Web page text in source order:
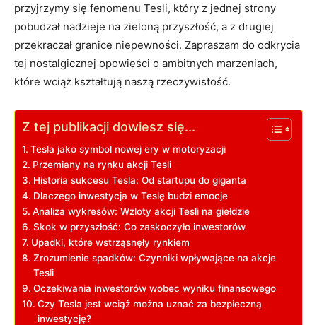
przyjrzymy⁢ się fenomenu ‍Tesli, który z jednej strony
pobudzał nadzieje na zieloną przyszłość, a z⁣ drugiej
przekraczał granice niepewności. ⁣Zapraszam do odkrycia
tej nostalgicznej opowieści ⁣o⁤ ambitnych marzeniach,
które ⁣wciąż kształtują ​naszą rzeczywistość.
Z tej publikacji dowiesz się...
Tesla jako symbol nowej ery⁣ w motoryzacji
Przemiany na rynku ⁣akcji Tesli
Historia sukcesu Tesla: Od startupu do giganta
Dlaczego‍ inwestycja w Teslę budzi emocje
Analiza wykresów: ⁤Wzloty⁣ akcji‌ Tesli na giełdzie
Skok w przyszłość: Co zaskoczyło inwestorów
Upadki,​ które wstrząsnęły rynkiem
Zrozumienie ​spadków:⁤ Czynniki wpływające ​na akcje
Tesli
Oczekiwania inwestorów wobec wyniku finansowego
Czy⁢ Tesla jest wciąż ⁤można uznać za bezpieczną‍
inwestycję?